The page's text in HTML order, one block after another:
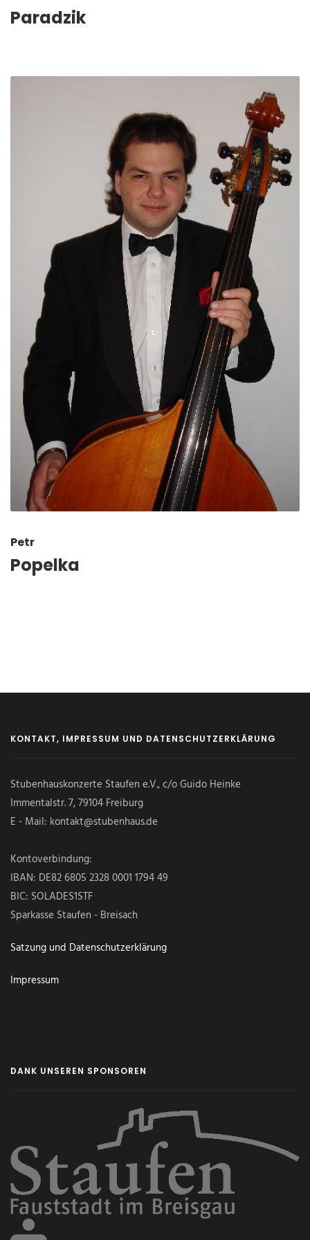
Paradzik
Petr
Popelka
KONTAKT, IMPRESSUM UND DATENSCHUTZERKLÄRUNG
Stubenhauskonzerte Staufen e.V., c/o Guido Heinke
Immentalstr. 7, 79104 Freiburg
E - Mail: kontakt@stubenhaus.de
Kontoverbindung:
IBAN: DE82 6805 2328 0001 1794 49
BIC: SOLADES1STF
Sparkasse Staufen - Breisach
Satzung und Datenschutzerklärung
Impressum
DANK UNSEREN SPONSOREN